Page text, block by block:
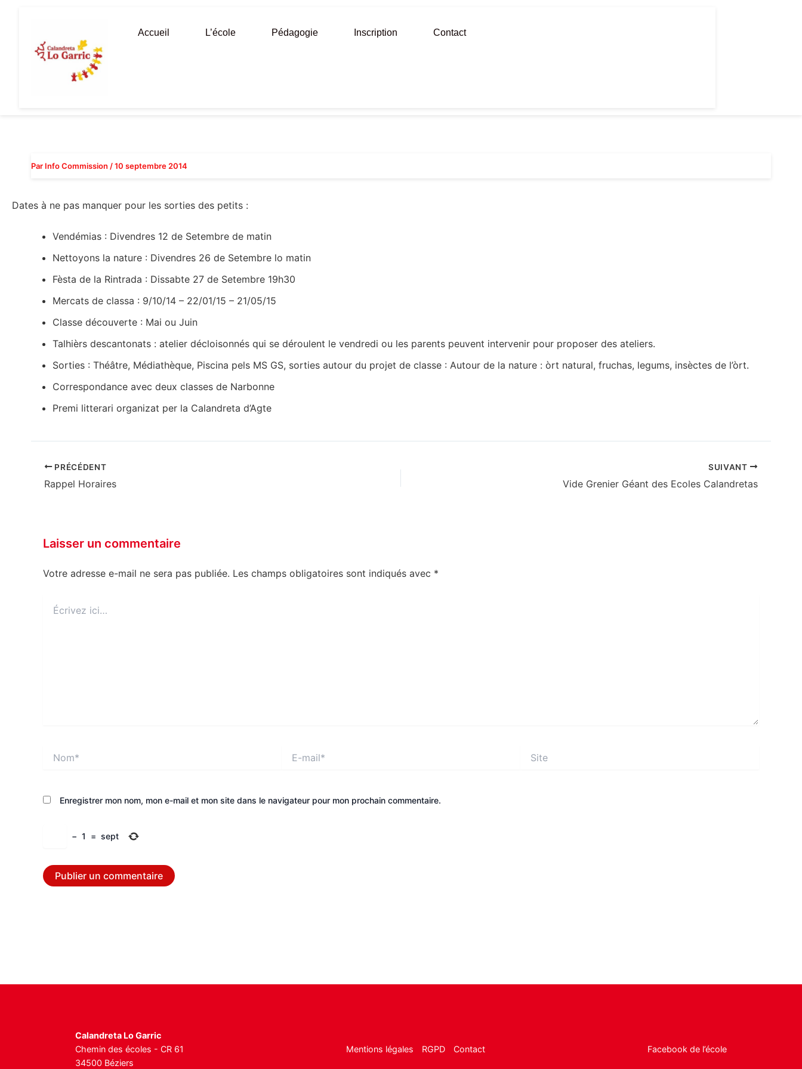
Accueil L’école Pédagogie Inscription Contact
Par Info Commission /10 septembre 2014
Dates à ne pas manquer pour les sorties des petits :
Vendémias : Divendres 12 de Setembre de matin
Nettoyons la nature : Divendres 26 de Setembre lo matin
Fèsta de la Rintrada : Dissabte 27 de Setembre 19h30
Mercats de classa : 9/10/14 – 22/01/15 – 21/05/15
Classe découverte : Mai ou Juin
Talhièrs descantonats : atelier décloisonnés qui se déroulent le vendredi ou les parents peuvent intervenir pour proposer des ateliers.
Sorties : Théâtre, Médiathèque, Piscina pels MS GS, sorties autour du projet de classe : Autour de la nature : òrt natural, fruchas, legums, insèctes de l’òrt.
Correspondance avec deux classes de Narbonne
Premi litterari organizat per la Calandreta d’Agte
PRÉCÉDENT
Rappel Horaires
SUIVANT
Vide Grenier Géant des Ecoles Calandretas
Laisser un commentaire
Votre adresse e-mail ne sera pas publiée. Les champs obligatoires sont indiqués avec *
ici…
mail*
Enregistrer mon nom, mon e-mail et mon site dans le navigateur pour mon prochain commentaire.
− 1 = sept
Calandreta Lo Garric
Chemin des écoles - CR 61
34500 Béziers
Mentions légales RGPD Contact Facebook de l’école